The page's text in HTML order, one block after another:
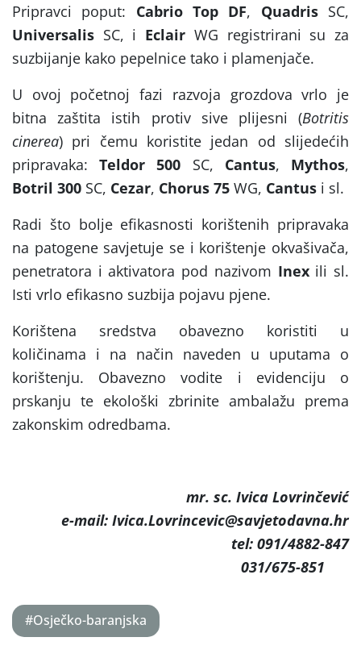
Pripravci poput: Cabrio Top DF, QuadrisSC,
Universalis SC, i Eclair WG registrirani su za
suzbijanje kako pepelnice tako i plamenjače.
U ovoj početnoj fazi razvoja grozdova vrlo je
bitna zaštita istih protiv sive plijesni (Botritis
cinerea) pri čemu koristite jedan od slijedećih
pripravaka:Teldor 500 SC, Cantus, Mythos,
Botril 300 SC, Cezar, Chorus 75 WG, Cantus i sl.
Radi što bolje efikasnosti korištenih pripravaka
na patogene savjetuje se i korištenje okvašivača,
penetratora i aktivatora pod nazivom Inex ili sl.
Isti vrlo efikasno suzbija pojavu pjene.
Korištena sredstva obavezno koristiti u
količinama i na način naveden u uputama o
korištenju. Obavezno vodite i evidenciju o
prskanju te ekološki zbrinite ambalažu prema
zakonskim odredbama.
mr. sc. Ivica Lovrinčević
e-mail: Ivica.Lovrincevic@savjetodavna.hr
tel: 091/4882-847
031/675-851
#Osječko-baranjska